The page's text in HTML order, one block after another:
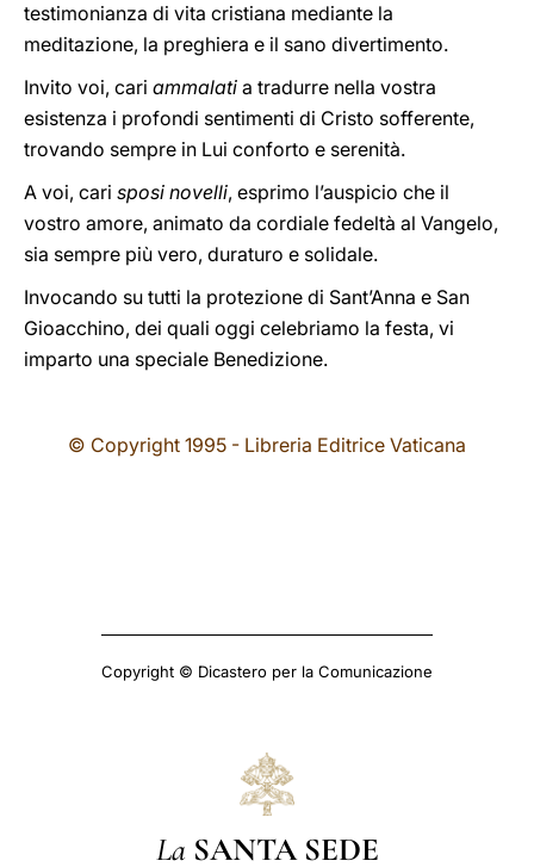
testimonianza di vita cristiana mediante la
meditazione, la preghiera e il sano divertimento.
Invito voi, cari ammalati a tradurre nella vostra
esistenza i profondi sentimenti di Cristo sofferente,
trovando sempre in Lui conforto e serenità.
A voi, cari sposi novelli, esprimo l’auspicio che il
vostro amore, animato da cordiale fedeltà al Vangelo,
sia sempre più vero, duraturo e solidale.
Invocando su tutti la protezione di Sant’Anna e San
Gioacchino, dei quali oggi celebriamo la festa, vi
imparto una speciale Benedizione.
© Copyright 1995 - Libreria Editrice Vaticana
Copyright © Dicastero per la Comunicazione
La SANTA SEDE